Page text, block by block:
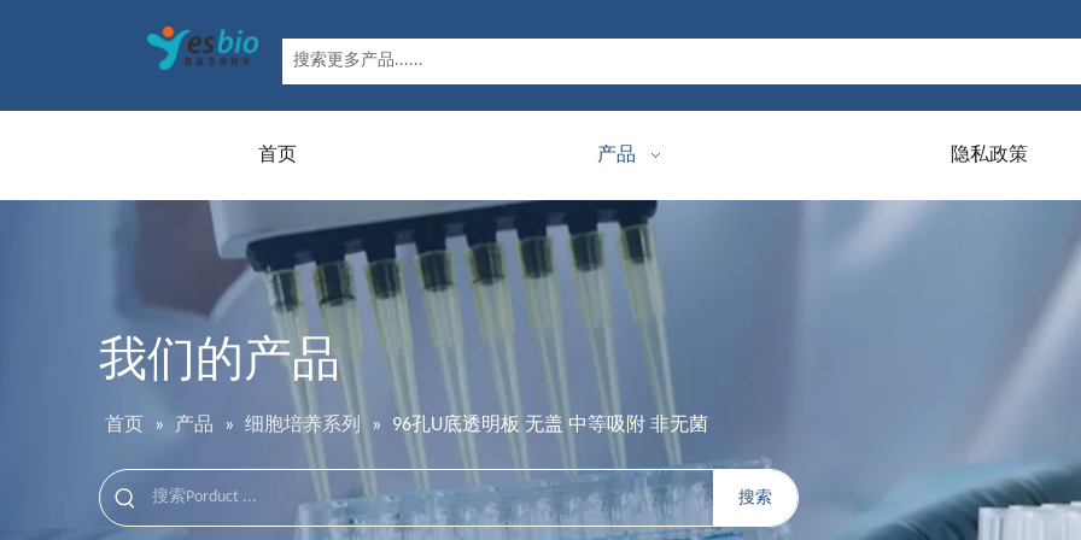
首页 产品 隐私政策
我们的产品
首页 » 产品 » 细胞培养系列 » 96孔U底透明板 无盖 中等吸附 非无菌
搜索